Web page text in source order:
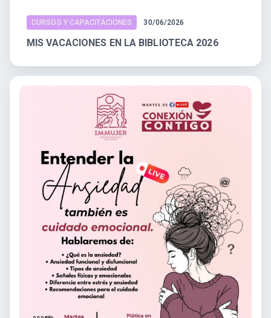
CURSOS Y CAPACITACIONES 30/06/2026
MIS VACACIONES EN LA BIBLIOTECA 2026